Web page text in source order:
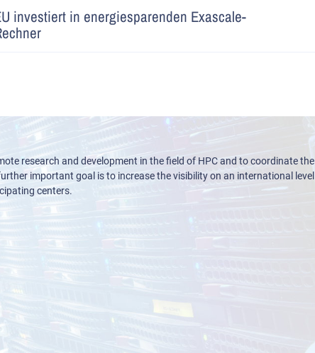
investiert in energiesparenden Exascale-
research and development in the field of HPC and to coordinate the
important goal is to increase the visibility on an international level
centers.